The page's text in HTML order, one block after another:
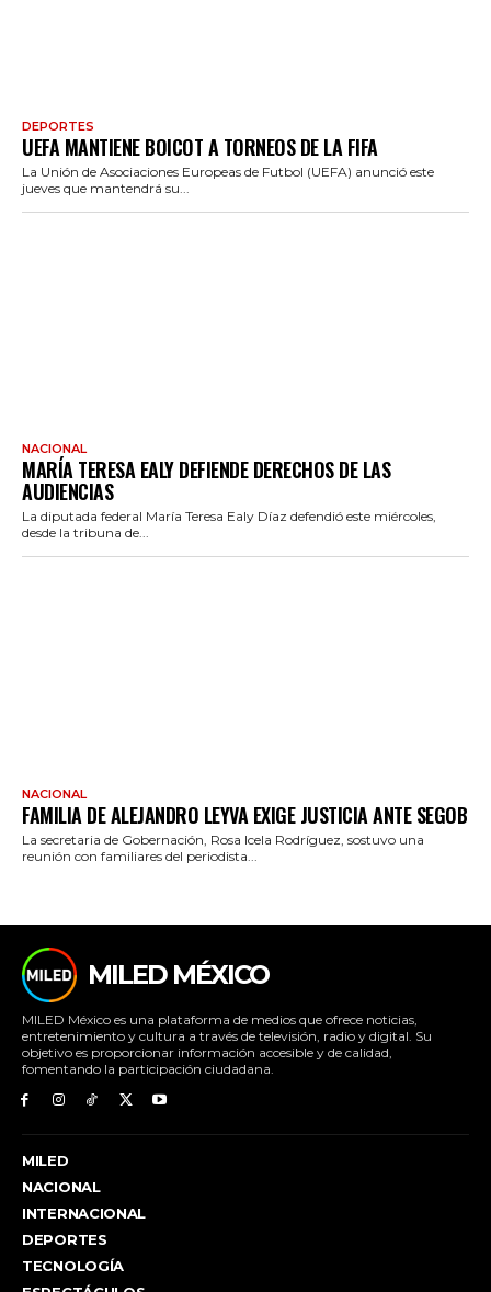
DEPORTES
UEFA MANTIENE BOICOT A TORNEOS DE LA FIFA
La Unión de Asociaciones Europeas de Futbol (UEFA) anunció este
jueves que mantendrá su...
NACIONAL
MARÍA TERESA EALY DEFIENDE DERECHOS DE LAS
AUDIENCIAS
La diputada federal María Teresa Ealy Díaz defendió este miércoles,
desde la tribuna de...
NACIONAL
FAMILIA DE ALEJANDRO LEYVA EXIGE JUSTICIA ANTE SEGOB
La secretaria de Gobernación, Rosa Icela Rodríguez, sostuvo una
reunión con familiares del periodista...
MILED MÉXICO
MILED México es una plataforma de medios que ofrece noticias,
entretenimiento y cultura a través de televisión, radio y digital. Su
objetivo es proporcionar información accesible y de calidad,
fomentando la participación ciudadana.
MILED
NACIONAL
INTERNACIONAL
DEPORTES
TECNOLOGÍA